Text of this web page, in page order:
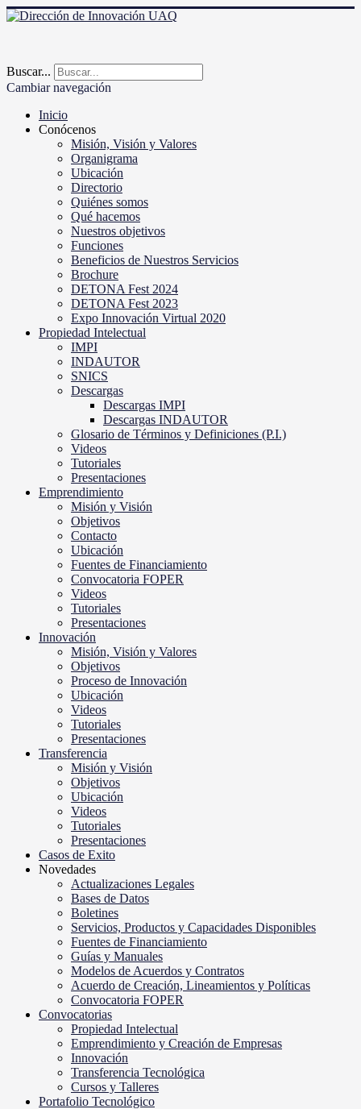
Buscar...
Cambiar navegación
Inicio
Conócenos
Misión, Visión y Valores
Organigrama
Ubicación
Directorio
Quiénes somos
Qué hacemos
Nuestros objetivos
Funciones
Beneficios de Nuestros Servicios
Brochure
DETONA Fest 2024
DETONA Fest 2023
Expo Innovación Virtual 2020
Propiedad Intelectual
IMPI
INDAUTOR
SNICS
Descargas
Descargas IMPI
Descargas INDAUTOR
Glosario de Términos y Definiciones (P.I.)
Videos
Tutoriales
Presentaciones
Emprendimiento
Misión y Visión
Objetivos
Contacto
Ubicación
Fuentes de Financiamiento
Convocatoria FOPER
Videos
Tutoriales
Presentaciones
Innovación
Misión, Visión y Valores
Objetivos
Proceso de Innovación
Ubicación
Videos
Tutoriales
Presentaciones
Transferencia
Misión y Visión
Objetivos
Ubicación
Videos
Tutoriales
Presentaciones
Casos de Exito
Novedades
Actualizaciones Legales
Bases de Datos
Boletines
Servicios, Productos y Capacidades Disponibles
Fuentes de Financiamiento
Guías y Manuales
Modelos de Acuerdos y Contratos
Acuerdo de Creación, Lineamientos y Políticas
Convocatoria FOPER
Convocatorias
Propiedad Intelectual
Emprendimiento y Creación de Empresas
Innovación
Transferencia Tecnológica
Cursos y Talleres
Portafolio Tecnológico